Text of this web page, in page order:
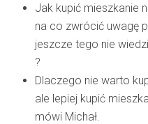
Jak kupić mieszkanie
na co zwrócić uwagę
jeszcze tego nie
?
Dlaczego nie warto
ale lepiej kupić
mówi Michał.